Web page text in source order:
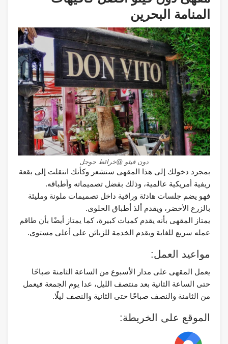
المنامة البحرين
دون فيتو @خرائط جوجل
بمجرد دخولك إلى هذا المقهى ستشعر وكأنك انتقلت إلى بقعة
ريفية أمريكية عالمية، وذلك بفضل تصميماته وأطباقه.
فهو يضم جلسات هادئة وراقية داخل تصميمات ملونة ومليئة
بالزرع الأخضر، ويقدم ألذ أطباق الحلوى.
يمتاز المقهى بأنه يقدم كميات كبيرة، كما يمتاز أيضًا بأن طاقم
عمله سريع للغاية ويقدم الخدمة للزبائن على أعلى مستوى.
مواعيد العمل:
يعمل المقهى على مدار الأسبوع من الساعة الثامنة صباحًا
حتى الساعة الثانية بعد منتصف الليل، عدا يوم الجمعة فيعمل
من الثامنة والنصف صباحًا حتى الثانية والنصف ليلًا.
الموقع على الخريطة: